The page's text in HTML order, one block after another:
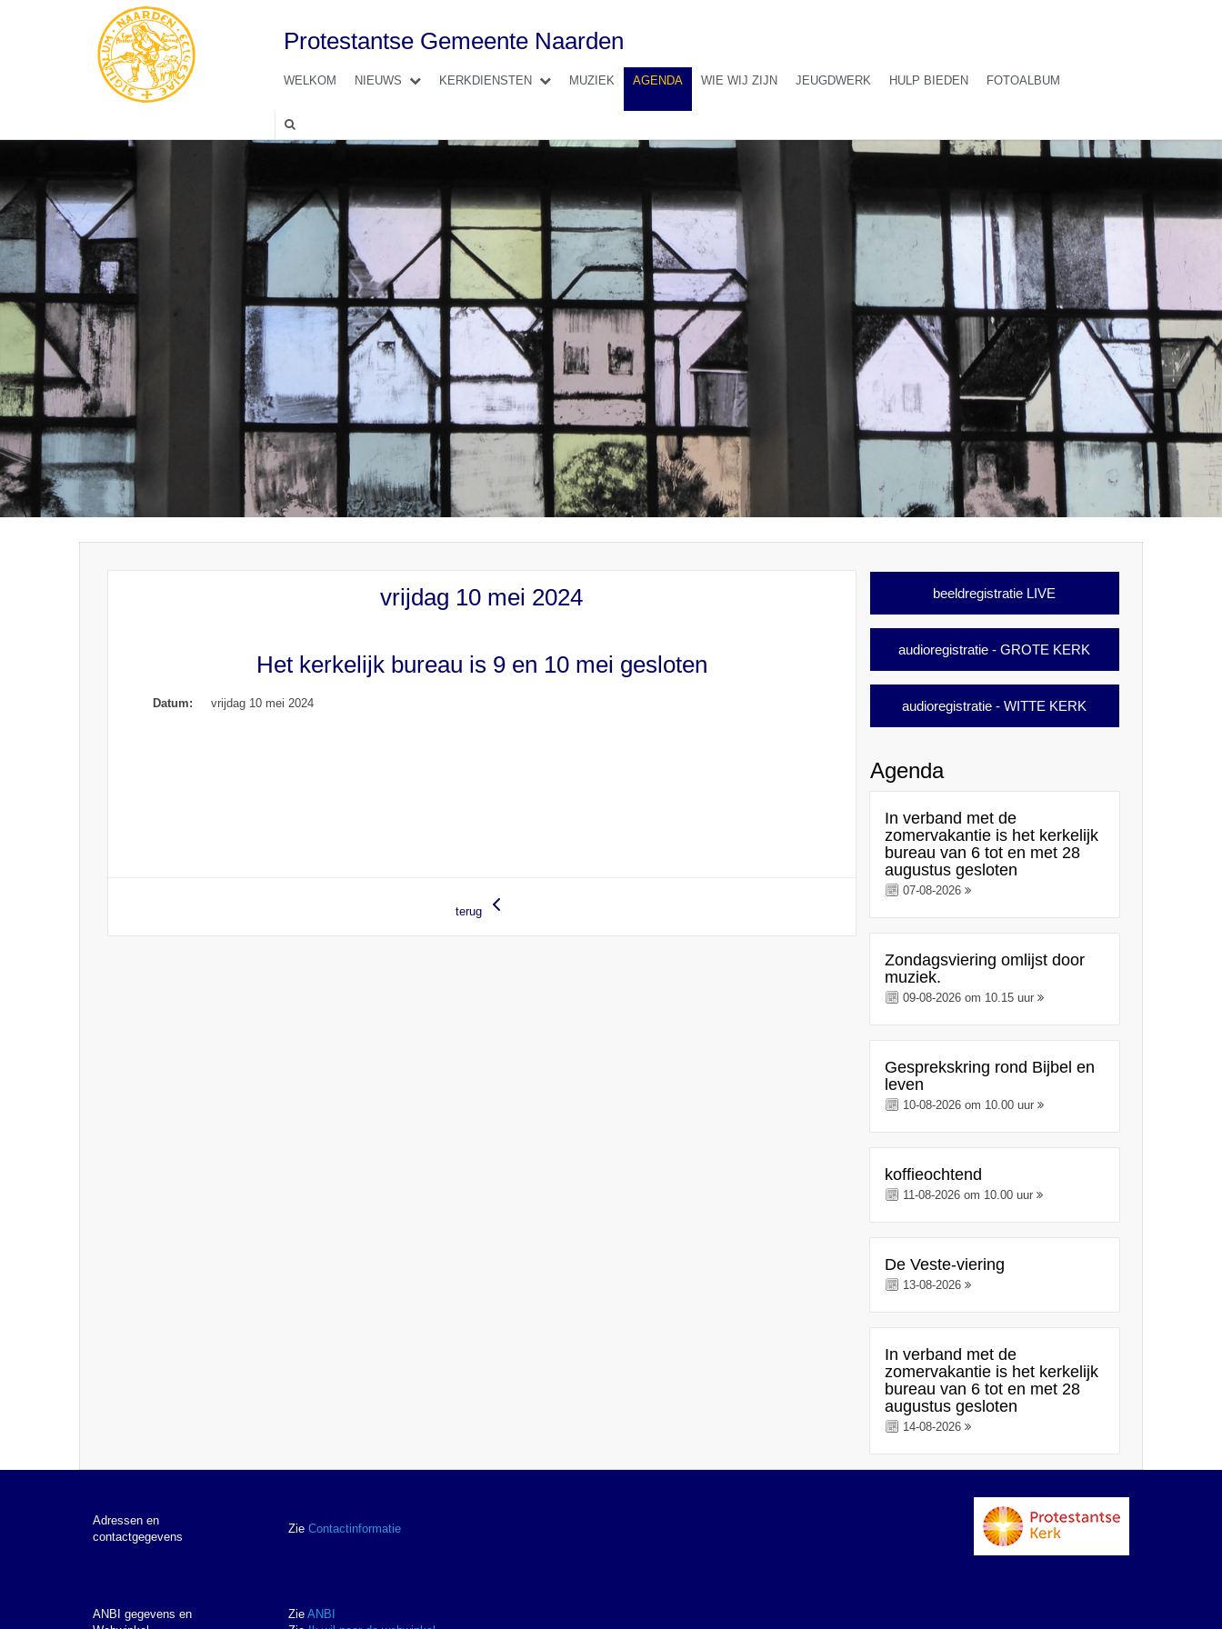
Protestantse Gemeente Naarden
WELKOM NIEUWS KERKDIENSTEN MUZIEK AGENDA WIE WIJ ZIJN JEUGDWERK HULP BIEDEN FOTOALBUM
vrijdag 10 mei 2024
Het kerkelijk bureau is 9 en 10 mei gesloten
Datum: vrijdag 10 mei 2024
terug
beeldregistratie LIVE
audioregistratie - GROTE KERK
audioregistratie - WITTE KERK
Agenda
In verband met de
zomervakantie is het kerkelijk
bureau van 6 tot en met 28
augustus gesloten
07-08-2026
Zondagsviering omlijst door
muziek.
09-08-2026 om 10.15 uur
Gesprekskring rond Bijbel en
leven
10-08-2026 om 10.00 uur
koffieochtend
11-08-2026 om 10.00 uur
De Veste-viering
13-08-2026
In verband met de
zomervakantie is het kerkelijk
bureau van 6 tot en met 28
augustus gesloten
14-08-2026
Adressen en
contactgegevens
Zie Contactinformatie
ANBI gegevens en
Zie ANBI